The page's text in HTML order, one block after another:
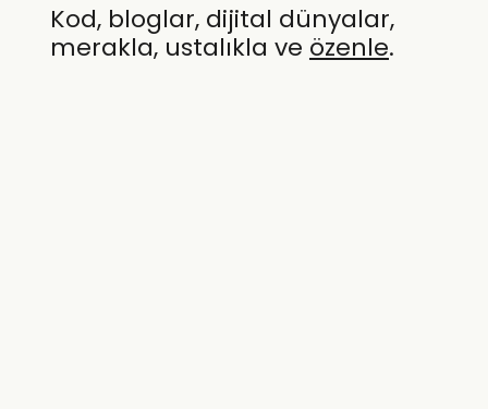
Kod, bloglar, dijital dünyalar,
merakla, ustalıkla ve özenle.